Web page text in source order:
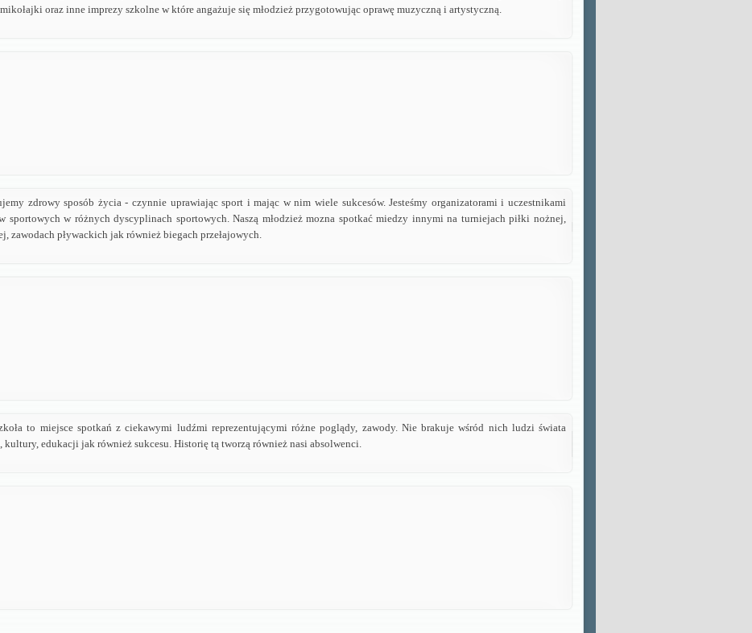
mikołajki oraz inne imprezy szkolne w które angażuje się młodzież przygotowując oprawę muzyczną i artystyczną.
zdrowy sposób życia - czynnie uprawiając sport i mając w nim wiele sukcesów. Jesteśmy organizatorami i uczestnikami
sportowych w różnych dyscyplinach sportowych. Naszą młodzież mozna spotkać miedzy innymi na turniejach piłki nożnej,
zawodach pływackich jak również biegach przełajowych.
to miejsce spotkań z ciekawymi ludźmi reprezentującymi różne poglądy, zawody. Nie brakuje wśród nich ludzi świata
edukacji jak również sukcesu. Historię tą tworzą również nasi absolwenci.